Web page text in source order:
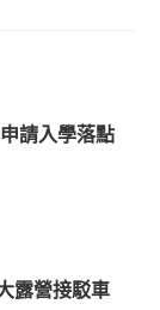
請入學落點
露營接駁車